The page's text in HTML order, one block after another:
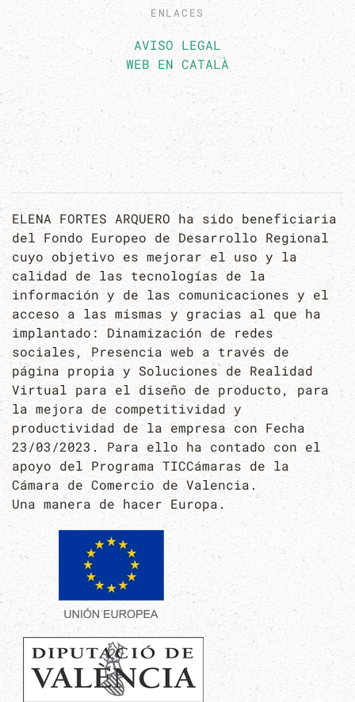
ENLACES
AVISO LEGAL
WEB EN CATALÀ
ELENA FORTES ARQUERO ha sido beneficiaria
del Fondo Europeo de Desarrollo Regional
cuyo objetivo es mejorar el uso y la
calidad de las tecnologías de la
información y de las comunicaciones y el
acceso a las mismas y gracias al que ha
implantado: Dinamización de redes
sociales, Presencia web a través de
página propia y Soluciones de Realidad
Virtual para el diseño de producto, para
la mejora de competitividad y
productividad de la empresa con Fecha
23/03/2023. Para ello ha contado con el
apoyo del Programa TICCámaras de la
Cámara de Comercio de Valencia.
Una manera de hacer Europa.